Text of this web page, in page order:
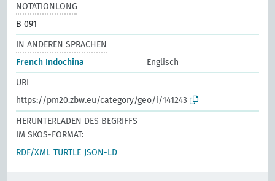
NOTATIONLONG
B 091
IN ANDEREN SPRACHEN
French Indochina
Englisch
URI
https://pm20.zbw.eu/category/geo/i/141243
HERUNTERLADEN DES BEGRIFFS
IM SKOS-FORMAT:
RDF/XML TURTLE JSON-LD